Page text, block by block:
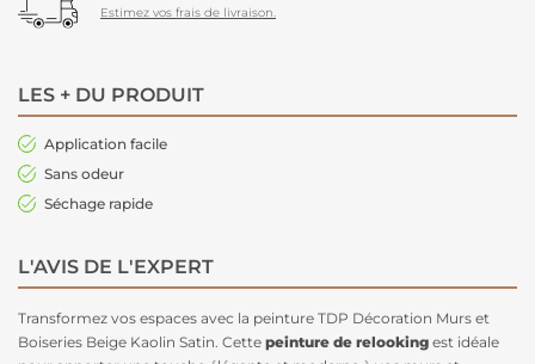
Estimez vos frais de livraison.
LES + DU PRODUIT
Application facile
Sans odeur
Séchage rapide
L'AVIS DE L'EXPERT
Transformez vos espaces avec la peinture TDP Décoration Murs et
Boiseries Beige Kaolin Satin. Cette peinture de relooking est idéale